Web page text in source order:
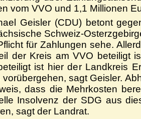
vom VVO und 1,1 Millionen
Geisler (CDU) betont
Schweiz-
für Zahlungen sehe.
der Kreis am VVO beteiligt
ist hier der Landkreis
vorübergehen, sagt Geisler.
dass die Mehrkosten
Insolvenz der SDG aus
sagt der Landrat.